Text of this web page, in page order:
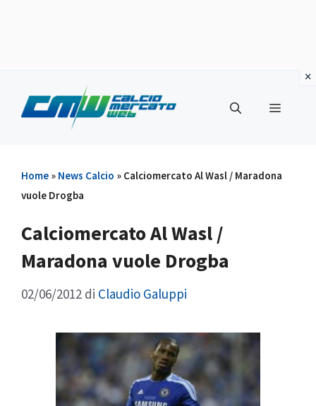
contenuto
Menu
Home » News Calcio » Calciomercato Al Wasl / Maradona
vuole Drogba
Calciomercato Al Wasl /
Maradona vuole Drogba
02/06/2012 di Claudio Galuppi